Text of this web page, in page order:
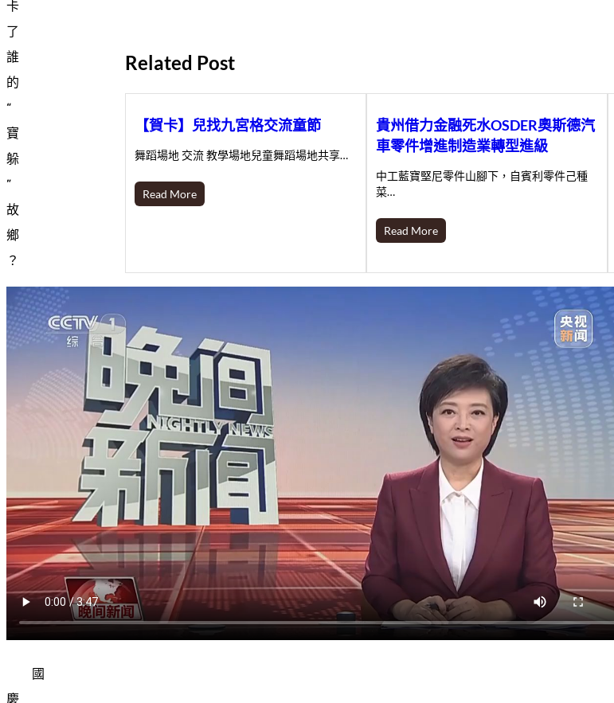
卡
了
誰
的
“
寶
躲
”
故
鄉
？
國
慶
Related Post
【賀卡】兒找九宮格交流童節
舞蹈場地 交流 教學場地兒童舞蹈場地共享…
Read More
貴州借力金融死水OSDER奧斯德汽
車零件增進制造業轉型進級
中工藍寶堅尼零件山腳下，自賓利零件己種
菜…
Read More